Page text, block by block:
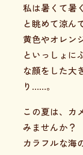
私は暑くて暑
と眺めて涼ん
黄色やオレン
といっしょに
な顔をした大
り……。
この夏は、カ
みませんか？
カラフルな海